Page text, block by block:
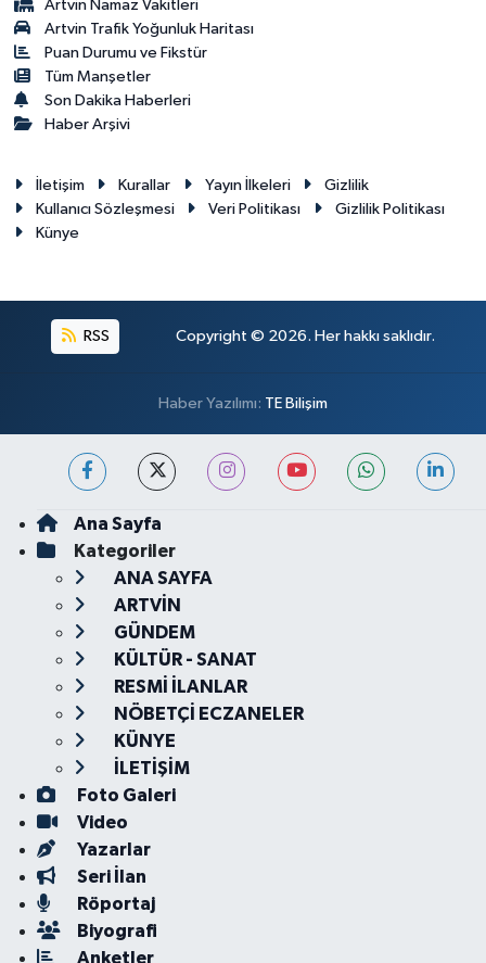
Artvin Namaz Vakitleri
Artvin Trafik Yoğunluk Haritası
Puan Durumu ve Fikstür
Tüm Manşetler
Son Dakika Haberleri
Haber Arşivi
İletişim Kurallar Yayın İlkeleri
Gizlilik
Kullanıcı Sözleşmesi
Veri Politikası
Gizlilik Politikası
Künye
RSS Copyright © 2026. Her hakkı saklıdır.
Haber Yazılımı: TE Bilişim
Ana Sayfa
Kategoriler
ANA SAYFA
ARTVİN
GÜNDEM
KÜLTÜR - SANAT
RESMİ İLANLAR
NÖBETÇİ ECZANELER
KÜNYE
İLETİŞİM
Foto Galeri
Video
Yazarlar
Seri İlan
Röportaj
Biyografi
Anketler